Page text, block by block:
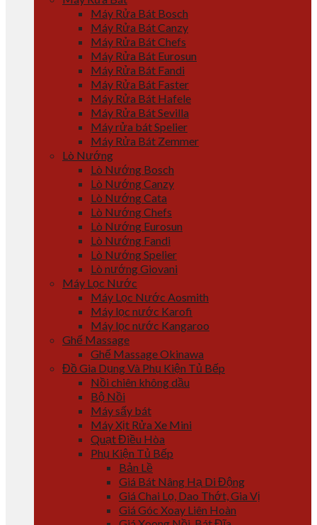
Máy Rửa Bát Bosch
Máy Rửa Bát Canzy
Máy Rửa Bát Chefs
Máy Rửa Bát Eurosun
Máy Rửa Bát Fandi
Máy Rửa Bát Faster
Máy Rửa Bát Hafele
Máy Rửa Bát Sevilla
Máy rửa bát Spelier
Máy Rửa Bát Zemmer
Lò Nướng
Lò Nướng Bosch
Lò Nướng Canzy
Lò Nướng Cata
Lò Nướng Chefs
Lò Nướng Eurosun
Lò Nướng Fandi
Lò Nướng Spelier
Lò nướng Giovani
Máy Lọc Nước
Máy Lọc Nước Aosmith
Máy lọc nước Karofi
Máy lọc nước Kangaroo
Ghế Massage
Ghế Massage Okinawa
Đồ Gia Dụng Và Phụ Kiện Tủ Bếp
Nồi chiên không dầu
Bộ Nồi
Máy sấy bát
Máy Xịt Rửa Xe Mini
Quạt Điều Hòa
Phụ Kiện Tủ Bếp
Bản Lề
Giá Bát Nâng Hạ Di Động
Giá Chai Lọ, Dao Thớt, Gia Vị
Giá Góc Xoay Liên Hoàn